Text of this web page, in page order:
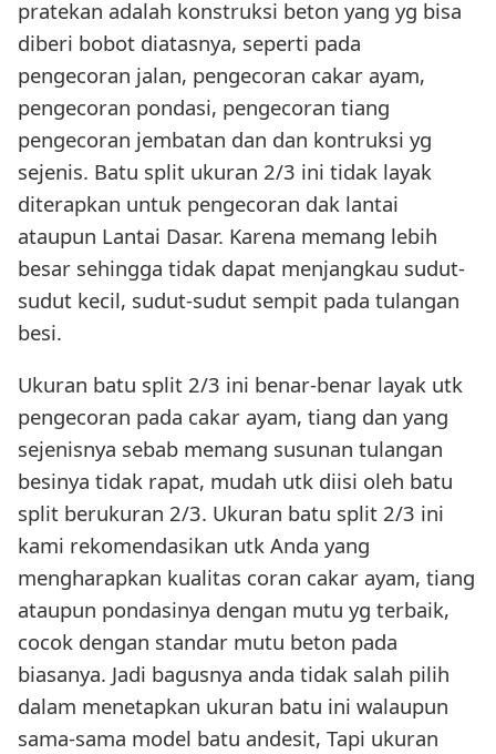
pratekan adalah konstruksi beton yang yg bisa
diberi bobot diatasnya, seperti pada
pengecoran jalan, pengecoran cakar ayam,
pengecoran pondasi, pengecoran tiang
pengecoran jembatan dan dan kontruksi yg
sejenis. Batu split ukuran 2/3 ini tidak layak
diterapkan untuk pengecoran dak lantai
ataupun Lantai Dasar. Karena memang lebih
besar sehingga tidak dapat menjangkau sudut-
sudut kecil, sudut-sudut sempit pada tulangan
besi.
Ukuran batu split 2/3 ini benar-benar layak utk
pengecoran pada cakar ayam, tiang dan yang
sejenisnya sebab memang susunan tulangan
besinya tidak rapat, mudah utk diisi oleh batu
split berukuran 2/3. Ukuran batu split 2/3 ini
kami rekomendasikan utk Anda yang
mengharapkan kualitas coran cakar ayam, tiang
ataupun pondasinya dengan mutu yg terbaik,
cocok dengan standar mutu beton pada
biasanya. Jadi bagusnya anda tidak salah pilih
dalam menetapkan ukuran batu ini walaupun
sama-sama model batu andesit, Tapi ukuran